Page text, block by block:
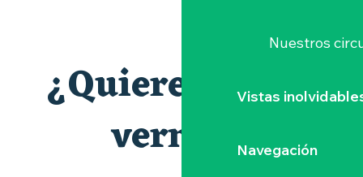
Nuestros
Vistas
Navegación
¿Quiere venir a
vernos?